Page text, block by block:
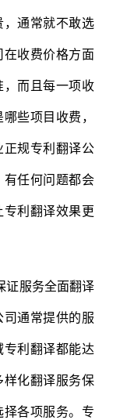
通常就不敢选
收费价格方面
而且每一项收
些项目收费，
规专利翻译公
任何问题都会
利翻译效果更
服务全面翻译
通常提供的服
利翻译都能达
化翻译服务保
各项服务。专